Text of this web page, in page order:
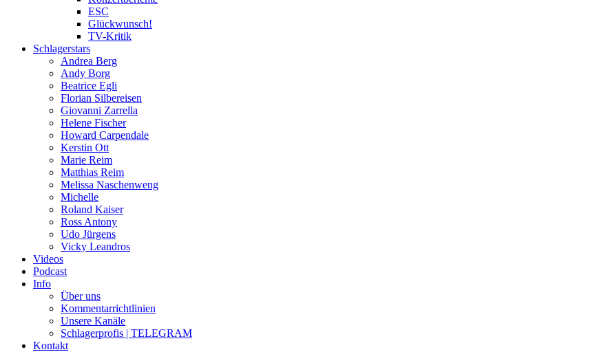
ESC
Glückwunsch!
TV-Kritik
Schlagerstars
Andrea Berg
Andy Borg
Beatrice Egli
Florian Silbereisen
Giovanni Zarrella
Helene Fischer
Howard Carpendale
Kerstin Ott
Marie Reim
Matthias Reim
Melissa Naschenweng
Michelle
Roland Kaiser
Ross Antony
Udo Jürgens
Vicky Leandros
Videos
Podcast
Info
Über uns
Kommentarrichtlinien
Unsere Kanäle
Schlagerprofis | TELEGRAM
Kontakt